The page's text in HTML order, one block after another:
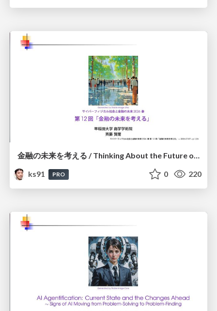
金融の未来を考える / Thinking About the Future of Finance
ks91
PRO 0 220